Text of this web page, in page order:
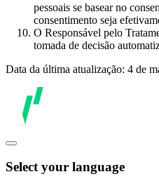
pessoais se basear no
consentimento seja
O Responsável pelo
tomada de decisão
Data da última atualização: 4 de
Select your language